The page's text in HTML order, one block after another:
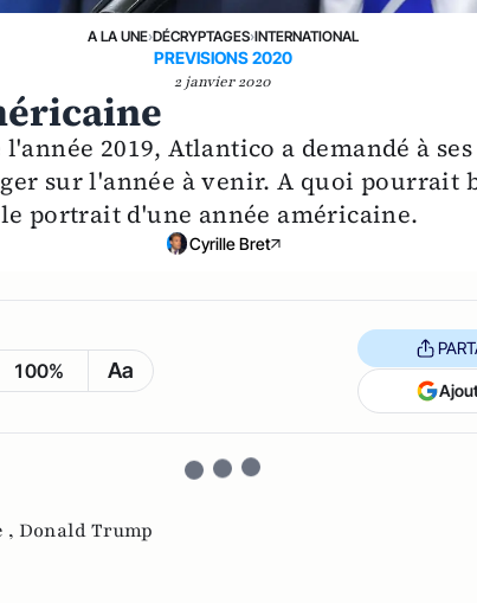
A LA UNE›DÉCRYPTAGES›INTERNATIONAL
PREVISIONS 2020
2 janvier 2020
2019, Atlantico a demandé à
sur l'année à venir. A quoi pourrait
portrait d'une année américaine.
Cyrille Bret
100% Aa
, Donald Trump